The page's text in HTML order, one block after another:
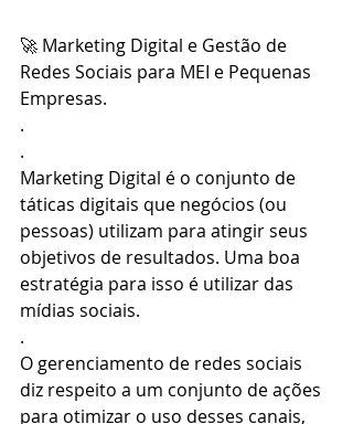
🚀 Marketing Digital e Gestão de
Redes Sociais para MEI e Pequenas
Empresas.
.
.
Marketing Digital é o conjunto de
táticas digitais que negócios (ou
pessoas) utilizam para atingir seus
objetivos de resultados. Uma boa
estratégia para isso é utilizar das
mídias sociais.
.
O gerenciamento de redes sociais
diz respeito a um conjunto de ações
para otimizar o uso desses canais,